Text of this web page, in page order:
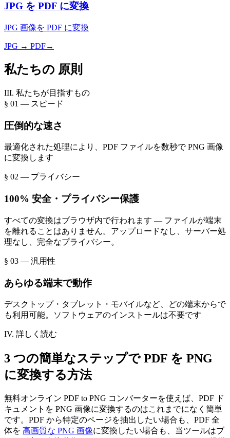
JPG を PDF に変換
JPG 画像を PDF に変換
JPG → PDF→
私たちの 原則
III. 私たちが目指すもの
§ 01 — スピード
圧倒的な速さ
最適化された処理により、PDF ファイルを数秒で PNG 画像
に変換します
§ 02 — プライバシー
100% 安全・プライバシー保護
すべての変換はブラウザ内で行われます — ファイルが端末
を離れることはありません。アップロードなし、サーバー処
理なし、完全なプライバシー。
§ 03 — 汎用性
あらゆる端末で動作
デスクトップ・タブレット・モバイルなど、どの端末からで
も利用可能。ソフトウェアのインストールは不要です
IV. 詳しく読む
3 つの簡単なステップで PDF を PNG
に変換する方法
無料オンライン PDF to PNG コンバーターを使えば、PDF ド
キュメントを PNG 画像に変換するのはこれまでになく簡単
です。PDF から特定のページを抽出したい場合も、PDF 全
体を 高画質な PNG 画像に変換したい場合も、当ツールはブ